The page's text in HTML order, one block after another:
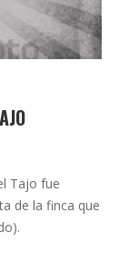
Tajo fue
de la finca que